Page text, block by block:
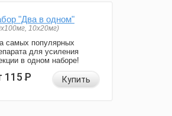
"Два в одном"
10x20мг)
самых популярных
для усиления
в одном наборе!
115Р Купить